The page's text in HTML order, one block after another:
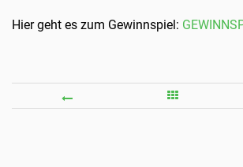
Hier geht es zum Gewinnspiel:
SEHNSUCHT